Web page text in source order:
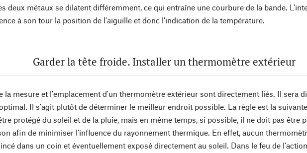
deux métaux se dilatent différemment, ce qui entraîne une courbure de la bande.
à son tour la position de l'aiguille et donc l'indication de la température.
Garder la tête froide. Installer un thermomètre extérieur
la mesure et l'emplacement d'un thermomètre extérieur sont directement liés. Il sera
Il s'agit plutôt de déterminer le meilleur endroit possible. La règle est la
protégé du soleil et de la pluie, mais en même temps, si possible, il ne doit pas être
afin de minimiser l'influence du rayonnement thermique. En effet, aucun
dans un coin et éventuellement exposé directement au soleil. Dans le feu de